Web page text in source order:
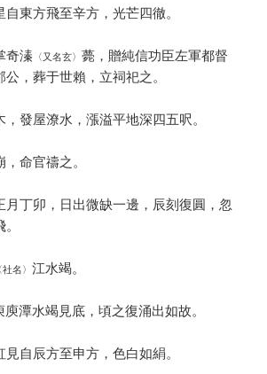
東方飛至辛方，光芒四徹。
奇溱 〈又名玄〉薨，贈純信功臣左軍都督
，葬于世賴，立祠祀之。
發屋潦水，漲溢平地深四五呎。
命官禱之。
月丁卯，日出微缺一邊，辰刻復圓，忽
〈社名〉江水竭。
庾潭水竭見底，頃之復涌出如故。
自辰方至申方，色白如絹。